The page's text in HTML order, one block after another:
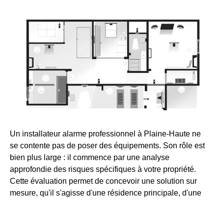
Un installateur alarme professionnel à Plaine-Haute ne
se contente pas de poser des équipements. Son rôle est
bien plus large : il commence par une analyse
approfondie des risques spécifiques à votre propriété.
Cette évaluation permet de concevoir une solution sur
mesure, qu'il s'agisse d'une résidence principale, d'une